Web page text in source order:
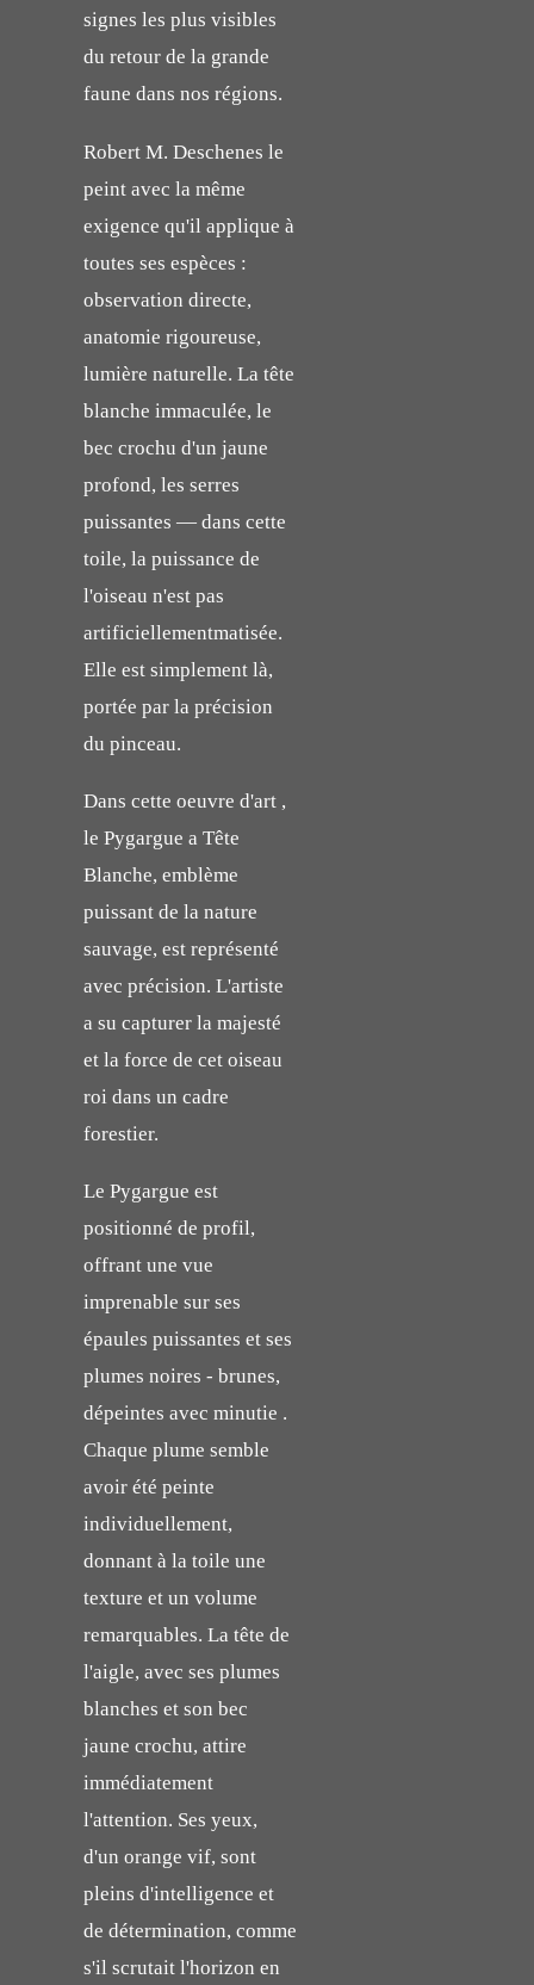
signes les plus visibles
du retour de la grande
faune dans nos régions.
Robert M. Deschenes le
peint avec la même
exigence qu'il applique à
toutes ses espèces :
observation directe,
anatomie rigoureuse,
lumière naturelle. La tête
blanche immaculée, le
bec crochu d'un jaune
profond, les serres
puissantes — dans cette
toile, la puissance de
l'oiseau n'est pas
artificiellementmatisée.
Elle est simplement là,
portée par la précision
du pinceau.
Dans cette oeuvre d'art ,
le Pygargue a Tête
Blanche, emblème
puissant de la nature
sauvage, est représenté
avec précision. L'artiste
a su capturer la majesté
et la force de cet oiseau
roi dans un cadre
forestier.
Le Pygargue est
positionné de profil,
offrant une vue
imprenable sur ses
épaules puissantes et ses
plumes noires - brunes,
dépeintes avec minutie .
Chaque plume semble
avoir été peinte
individuellement,
donnant à la toile une
texture et un volume
remarquables. La tête de
l'aigle, avec ses plumes
blanches et son bec
jaune crochu, attire
immédiatement
l'attention. Ses yeux,
d'un orange vif, sont
pleins d'intelligence et
de détermination, comme
s'il scrutait l'horizon en